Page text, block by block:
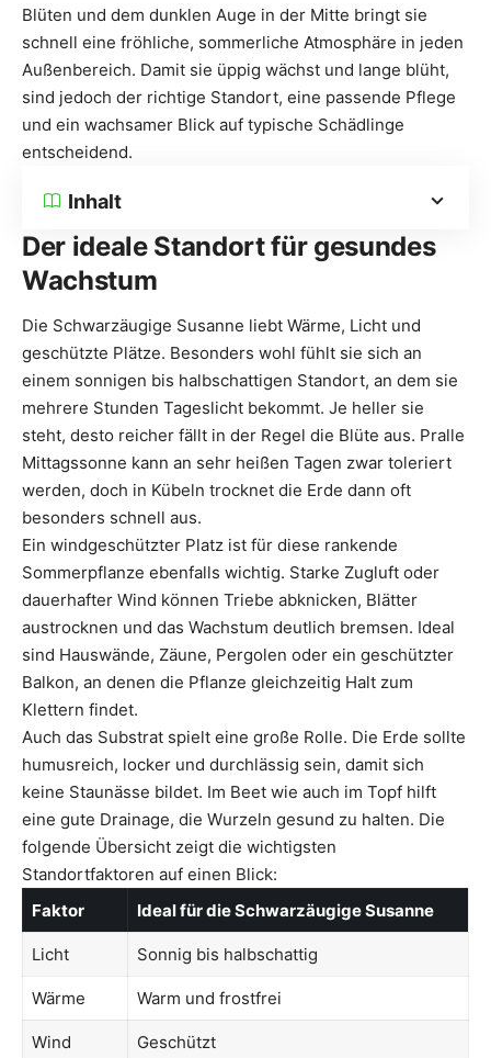
Blüten und dem dunklen Auge in der Mitte bringt sie
schnell eine fröhliche, sommerliche Atmosphäre in jeden
Außenbereich. Damit sie üppig wächst und lange blüht,
sind jedoch der richtige Standort, eine passende Pflege
und ein wachsamer Blick auf typische Schädlinge
entscheidend.
Inhalt
Der ideale Standort für gesundes
Wachstum
Die Schwarzäugige Susanne liebt Wärme, Licht und
geschützte Plätze. Besonders wohl fühlt sie sich an
einem sonnigen bis halbschattigen Standort, an dem sie
mehrere Stunden Tageslicht bekommt. Je heller sie
steht, desto reicher fällt in der Regel die Blüte aus. Pralle
Mittagssonne kann an sehr heißen Tagen zwar toleriert
werden, doch in Kübeln trocknet die Erde dann oft
besonders schnell aus.
Ein windgeschützter Platz ist für diese rankende
Sommerpflanze ebenfalls wichtig. Starke Zugluft oder
dauerhafter Wind können Triebe abknicken, Blätter
austrocknen und das Wachstum deutlich bremsen. Ideal
sind Hauswände, Zäune, Pergolen oder ein geschützter
Balkon, an denen die Pflanze gleichzeitig Halt zum
Klettern findet.
Auch das Substrat spielt eine große Rolle. Die Erde sollte
humusreich, locker und durchlässig sein, damit sich
keine Staunässe bildet. Im Beet wie auch im Topf hilft
eine gute Drainage, die Wurzeln gesund zu halten. Die
folgende Übersicht zeigt die wichtigsten
Standortfaktoren auf einen Blick:
Faktor
Ideal für die Schwarzäugige Susanne
Licht Sonnig bis halbschattig
Wärme Warm und frostfrei
Wind Geschützt